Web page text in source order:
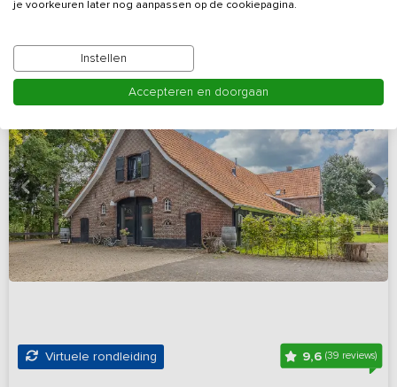
Virtuele rondleiding 9,6 (39 reviews)
je voorkeuren later nog aanpassen op de cookiepagina.
Instellen
Accepteren en doorgaan